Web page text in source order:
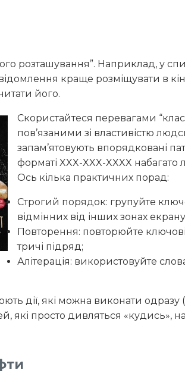
розташування”. Наприклад, у
краще розміщувати в
його.
Скористайтеся перевагами
пов’язаними зі властивістю
запам’ятовують впорядковані
форматі XXX-XXX-XXXX набагато
Ось кілька практичних порад:
Строгий порядок: групуйте
відмінних від інших зонах
Повторення: повторюйте ключові
тричі підряд;
Алітерація: використовуйте
дії, які можна виконати одразу
які просто дивляться «кудись»,